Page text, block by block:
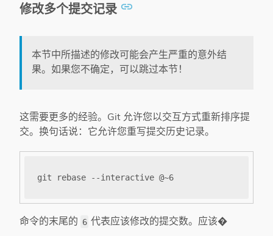
修改多个提交记录
本节中所描述的修改可能会产生严重的意外结
果。如果您不确定，可以跳过本节！
这需要更多的经验。Git 允许您以交互方式重新排序提
交。换句话说：它允许您重写提交历史记录。
命令的末尾的 6 代表应该修改的提交数。应该�